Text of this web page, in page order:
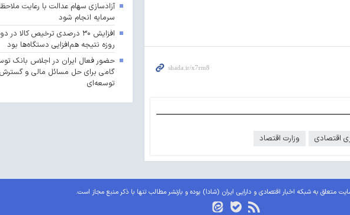
اقتصادی وزارت اقتصاد
آزادسازی سهام عدالت با رعایت
سرمایه انجام شود
روزه نتیجه هم‌افزایی دستگاه‌ها بود
حضور فعال ایران در اجلاس بانک
گامی برای حل مسائل مالی و گسترش
توسعه‌ای
متعلق به شبکه اخبار اقتصادی و دارایی ایران (شادا) بوده و بازنشر مطالب تنها با ذکر منبع مجاز است.